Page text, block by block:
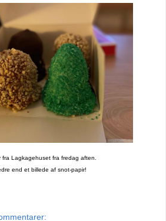
fra Lagkagehuset fra fredag aften.
end et billede af snot-papir!